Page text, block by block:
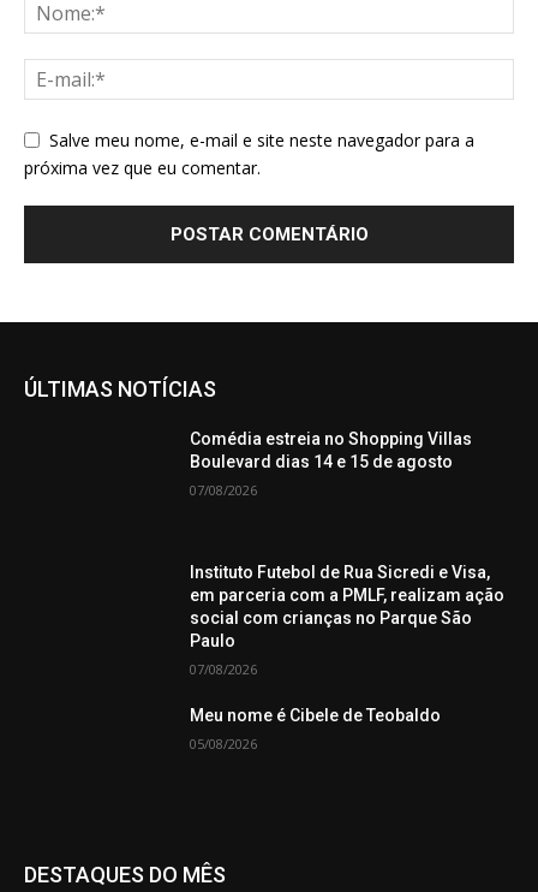
Salve meu nome, e-mail e site neste navegador para a
próxima vez que eu comentar.
ÚLTIMAS NOTÍCIAS
Comédia estreia no Shopping Villas
Boulevard dias 14 e 15 de agosto
07/08/2026
Instituto Futebol de Rua Sicredi e Visa,
em parceria com a PMLF, realizam ação
social com crianças no Parque São
Paulo
07/08/2026
Meu nome é Cibele de Teobaldo
05/08/2026
DESTAQUES DO MÊS